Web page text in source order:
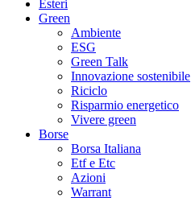
Esteri
Green
Ambiente
ESG
Green Talk
Innovazione sostenibile
Riciclo
Risparmio energetico
Vivere green
Borse
Borsa Italiana
Etf e Etc
Azioni
Warrant